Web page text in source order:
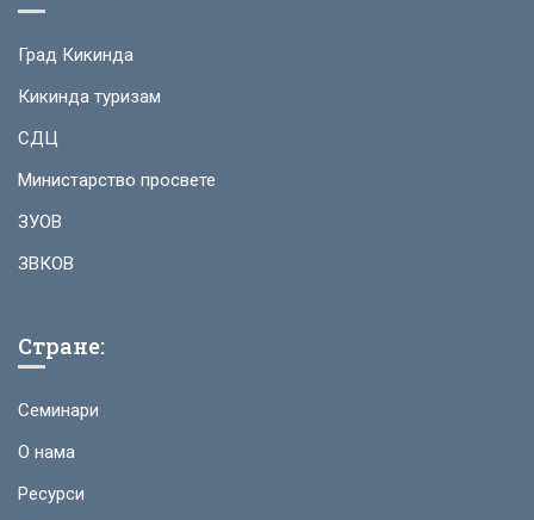
Град Кикинда
Кикинда туризам
СДЦ
Министарство просвете
ЗУОВ
ЗВКОВ
Стране:
Семинари
О нама
Ресурси